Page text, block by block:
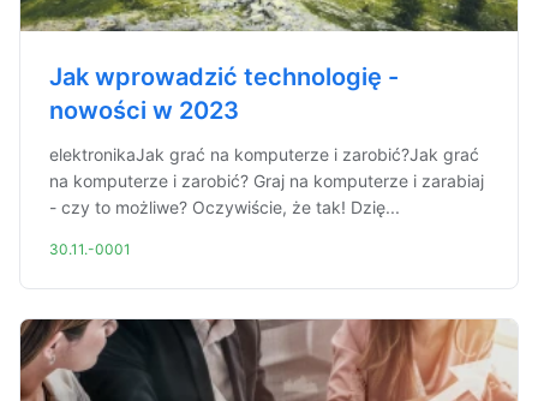
Jak wprowadzić technologię -
nowości w 2023
elektronikaJak grać na komputerze i zarobić?Jak grać
na komputerze i zarobić? Graj na komputerze i zarabiaj
- czy to możliwe? Oczywiście, że tak! Dzię...
30.11.-0001